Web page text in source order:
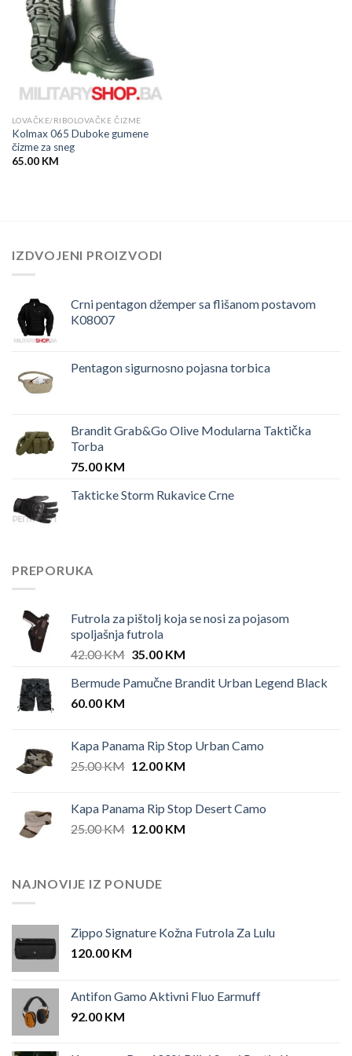
LOVAČKE/RIBOLOVAČKE ČIZME
Kolmax 065 Duboke gumene
čizme za sneg
65.00 KM
IZDVOJENI PROIZVODI
Crni pentagon džemper sa flišanom postavom
K08007
Pentagon sigurnosno pojasna torbica
Brandit Grab&Go Olive Modularna Taktička
Torba
75.00 KM
Takticke Storm Rukavice Crne
PREPORUKA
Futrola za pištolj koja se nosi za pojasom
spoljašnja futrola
42.00KM Original
was:
35.00 KMCurrent
is:
Bermude Pamučne Brandit Urban Legend Black
60.00 KM
Kapa Panama Rip Stop Urban Camo
25.00KM Original
25.00 KM.
12.00 KMCurrent
12.00 KM.
Kapa Panama Rip Stop Desert Camo
25.00KM Original
25.00 KM.
12.00 KMCurrent
NAJNOVIJE IZ PONUDE
Zippo Signature Kožna Futrola Za Lulu
120.00 KM
Antifon Gamo Aktivni Fluo Earmuff
92.00 KM